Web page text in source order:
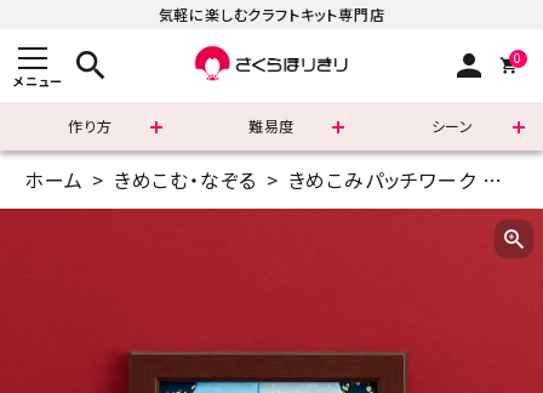
気軽に楽しむクラフトキット専門店
メニュー search person 0
作り方 難易度 シーン
まずはこちら
すべての商品
ホーム きめこむ・なぞる きめこみパッチワーク